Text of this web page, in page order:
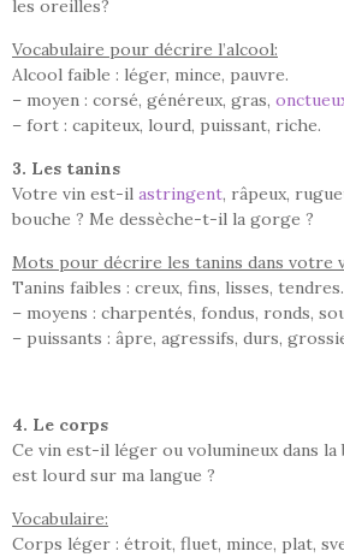
les oreilles?
Vocabulaire pour décrire l’alcool:
Alcool faible : léger, mince, pauvre.
– moyen : corsé, généreux, gras,
– fort : capiteux, lourd, puissant, riche.
3. Les tanins
Votre vin est-il astringent, râpeux,
bouche ? Me dessèche-t-il la gorge ?
Mots pour décrire les tanins dans votre
Tanins faibles : creux, fins, lisses, tendres.
– moyens : charpentés, fondus, ronds,
– puissants : âpre, agressifs, durs,
4. Le corps
Ce vin est-il léger ou volumineux dans la
est lourd sur ma langue ?
Vocabulaire:
Corps léger : étroit, fluet, mince, plat,